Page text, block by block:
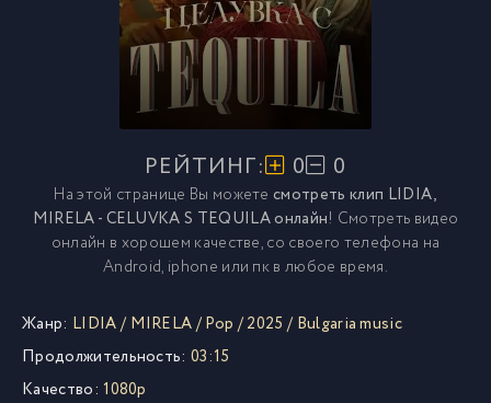
РЕЙТИНГ: 0 0
На этой странице Вы можетесмотреть клип LIDIA,
MIRELA - CELUVKA S TEQUILA онлайн! Смотреть видео
онлайн в хорошем качестве, со своего телефона на
Android, iphone или пк в любое время.
Жанр: LIDIA/ MIRELA/Pop /2025 / Bulgaria music
Продолжительность: 03:15
Качество: 1080p